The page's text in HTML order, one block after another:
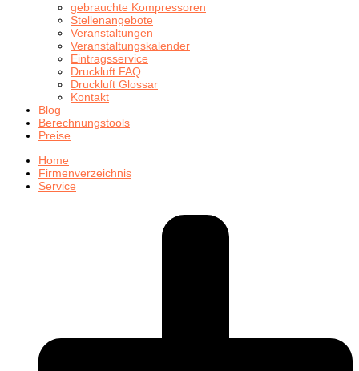
gebrauchte Kompressoren
Stellenangebote
Veranstaltungen
Veranstaltungskalender
Eintragsservice
Druckluft FAQ
Druckluft Glossar
Kontakt
Blog
Berechnungstools
Preise
Home
Firmenverzeichnis
Service